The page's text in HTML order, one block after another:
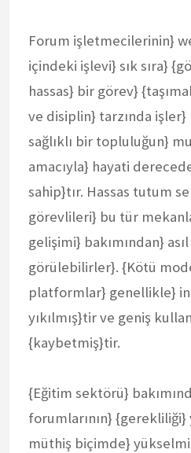
Forum işletmecilerinin}
içindeki işlevi} sık sıra}
hassas} bir görev}
ve disiplin} tarzında
sağlıklı bir topluluğun}
amacıyla} hayati
sahip}tır. Hassas tutum
görevlileri} bu tür
gelişimi} bakımından}
görülebilirler}. {Kötü
platformlar} genellikle}
yıkılmış}tir ve geniş
{kaybetmiş}tir.
{Eğitim sektörü}
forumlarının} {gerekliliği}
müthiş biçimde}